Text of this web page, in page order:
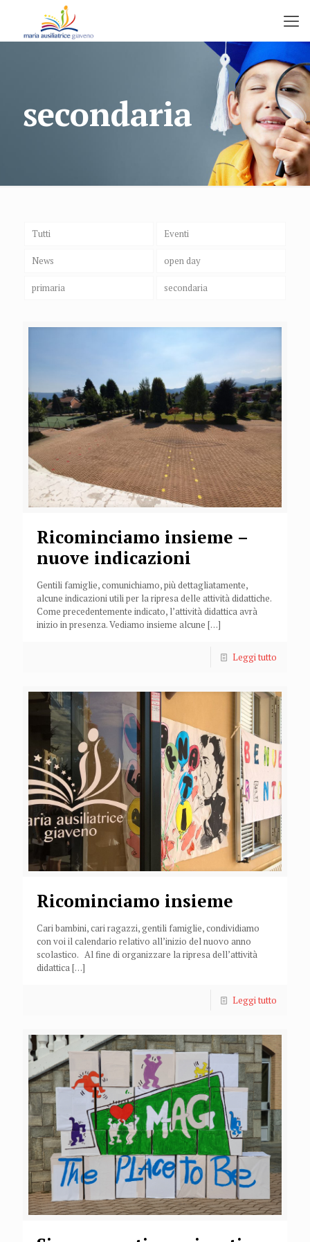
secondaria
Tutti Eventi
News open day
primaria secondaria
Ricominciamo insieme –
nuove indicazioni
Gentili famiglie, comunichiamo, più dettagliatamente,
alcune indicazioni utili per la ripresa delle attività didattiche.
Come precedentemente indicato, l’attività didattica avrà
inizio in presenza. Vediamo insieme alcune […]
Leggi tutto
Ricominciamo insieme
Cari bambini, cari ragazzi, gentili famiglie, condividiamo
con voi il calendario relativo all’inizio del nuovo anno
scolastico. Al fine di organizzare la ripresa dell’attività
didattica[…]
Leggi tutto